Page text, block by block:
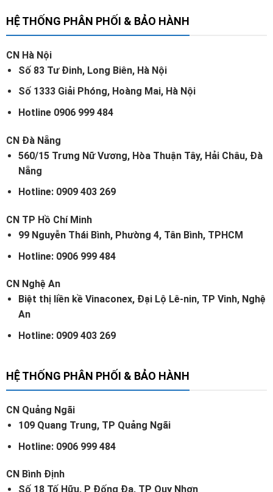
HỆ THỐNG PHÂN PHỐI & BẢO HÀNH
CN Hà Nội
Số 83 Tư Đinh, Long Biên, Hà Nội
Số 1333 Giải Phóng, Hoàng Mai, Hà Nội
Hotline 0906 999 484
CN Đà Nẵng
560/15 Trưng Nữ Vương, Hòa Thuận Tây, Hải Châu, Đà
Nẵng
Hotline: 0909 403 269
CN TP Hồ Chí Minh
99 Nguyễn Thái Bình, Phường 4, Tân Bình, TPHCM
Hotline: 0906 999 484
CN Nghệ An
Biệt thị liền kề Vinaconex, Đại Lộ Lê-nin, TP Vinh, Nghệ
An
Hotline: 0909 403 269
HỆ THỐNG PHÂN PHỐI & BẢO HÀNH
CN Quảng Ngãi
109 Quang Trung, TP Quảng Ngãi
Hotline: 0906 999 484
CN Bình Định
Số 18 Tố Hữu, P Đống Đa, TP Quy Nhơn